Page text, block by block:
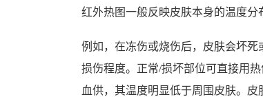
红外热图一般反映皮肤本身的温度分
例如，在冻伤或烧伤后，皮肤会坏
损伤程度。正常/损坏部位可直接用
血供，其温度明显低于周围皮肤。